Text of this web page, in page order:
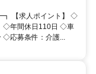
人ポイント】 ◇
◇年間休日110日 ◇車
◇応募条件：介護...